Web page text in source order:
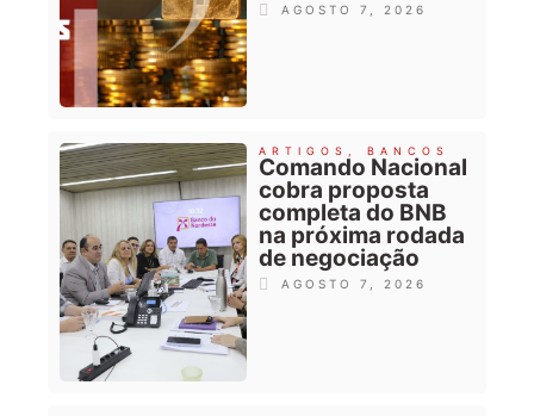
AGOSTO 7, 2026
ARTIGOS , BANCOS
Comando Nacional
cobra proposta
completa do BNB
na próxima rodada
de negociação
AGOSTO 7, 2026